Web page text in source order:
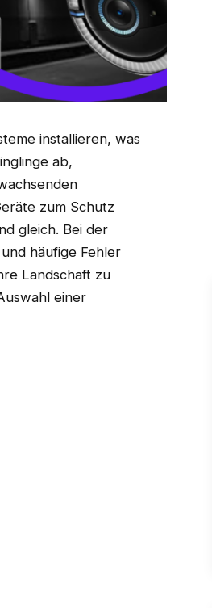
installieren, was
ab,
zum Schutz
gleich. Bei der
häufige Fehler
Landschaft zu
einer